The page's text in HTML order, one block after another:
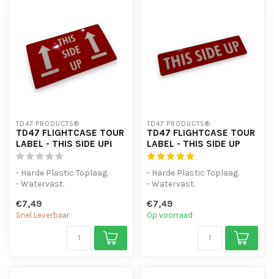
TD47 PRODUCTS®
TD47 FLIGHTCASE TOUR
LABEL - THIS SIDE UP!
- Harde Plastic Toplaag.
- Watervast.
€7,49
Snel Leverbaar
TD47 PRODUCTS®
TD47 FLIGHTCASE TOUR
LABEL - THIS SIDE UP
- Harde Plastic Toplaag.
- Watervast.
€7,49
Op voorraad